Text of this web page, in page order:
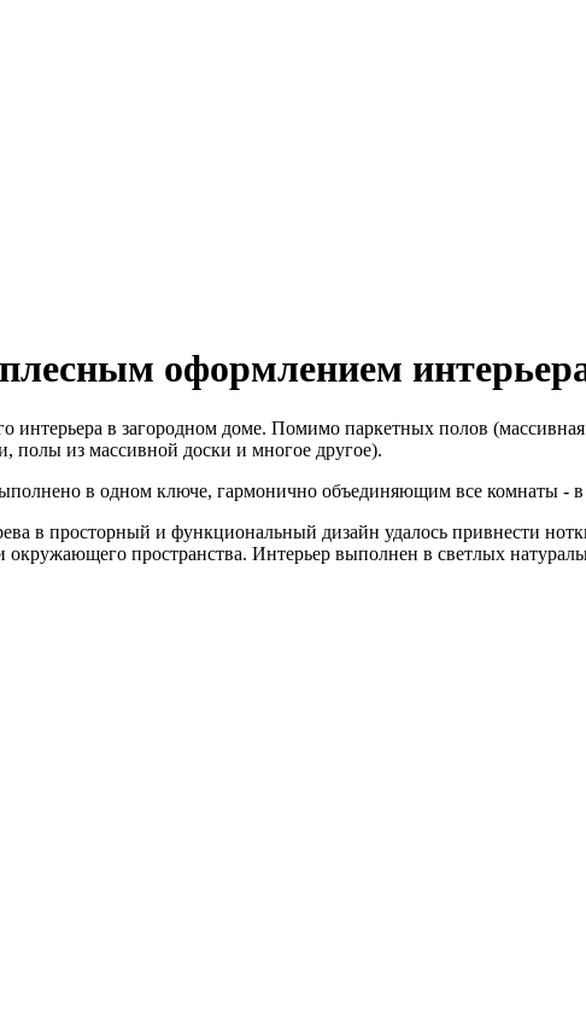
оформлением
в загородном доме. Помимо паркетных полов
полы из массивной доски и многое другое).
в одном ключе, гармонично объединяющим все комнаты - в
в просторный и функциональный дизайн удалось привнести
пространства. Интерьер выполнен в светлых